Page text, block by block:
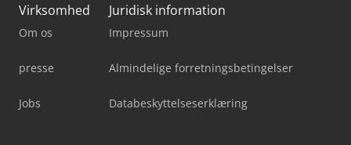
Virksomhed
Om os
presse
Jobs
Juridisk information
Impressum
Almindelige forretningsbetingelser
Databeskyttelseserklæring